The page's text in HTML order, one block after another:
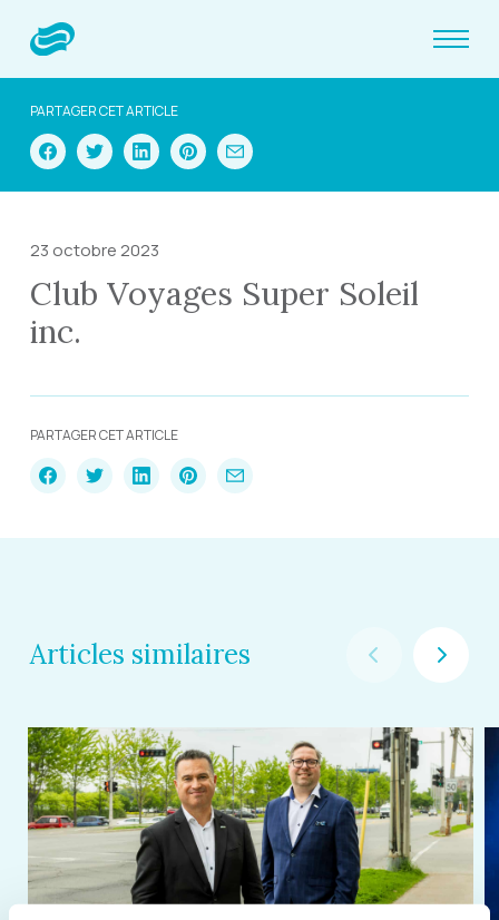
PARTAGER CET ARTICLE
23 octobre 2023
Club Voyages Super Soleil
inc.
PARTAGER CET ARTICLE
Articles similaires